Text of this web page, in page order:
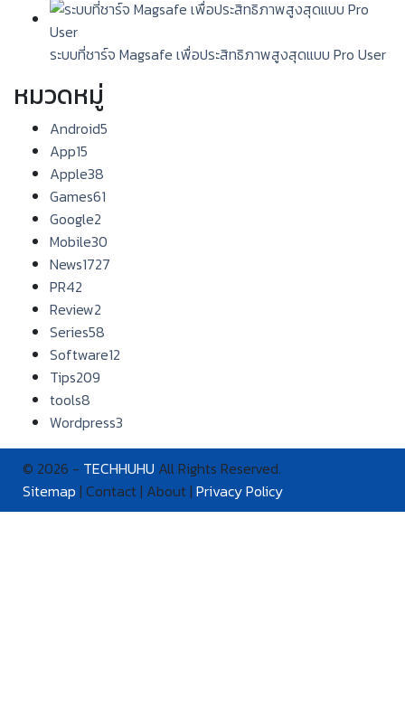
ระบบที่ชาร์จ Magsafe เพื่อประสิทธิภาพสูงสุดแบบ Pro User
หมวดหมู่
Android5
App15
Apple38
Games61
Google2
Mobile30
News1727
PR42
Review2
Series58
Software12
Tips209
tools8
Wordpress3
© 2026 - TECHHUHU All Rights Reserved.
Sitemap | Contact | About | Privacy Policy